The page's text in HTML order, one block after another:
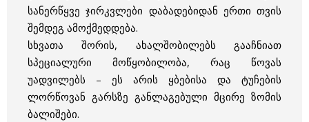
სანერწყვე ჯირკვლები დაბადებიდან ერთი თვის
შემდეგ ამოქმედდება.
სხვათა შორის, ახალშობილებს გააჩნიათ
სპეციალური მოწყობილობა, რაც წოვას
უადვილებს – ეს არის ყბებისა და ტუჩების
ლორწოვან გარსზე განლაგებული მცირე ზომის
ბალიშები.